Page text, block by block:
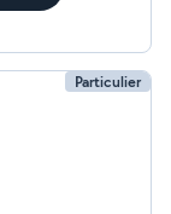
Particulier